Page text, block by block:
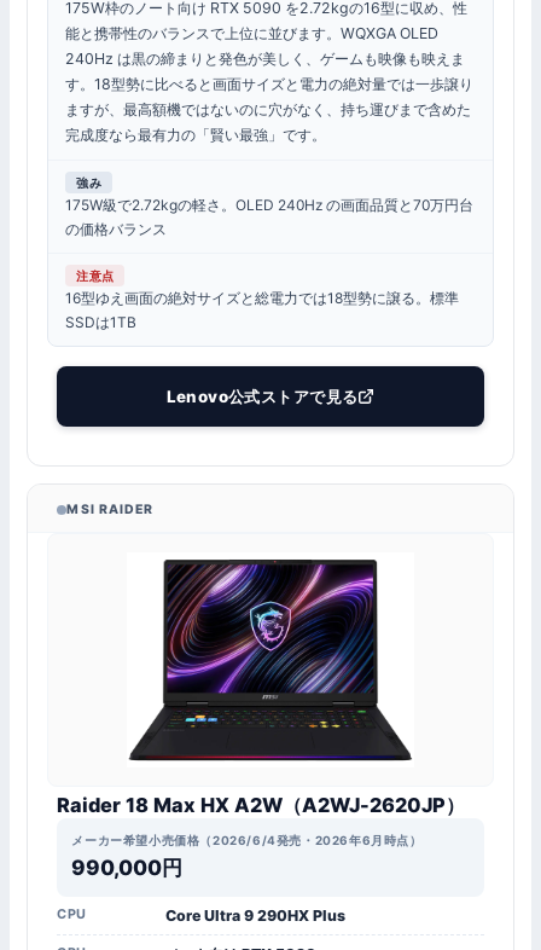
175W枠のノート向け RTX 5090 を2.72kgの16型に収め、性
能と携帯性のバランスで上位に並びます。WQXGA OLED
240Hz は黒の締まりと発色が美しく、ゲームも映像も映えま
す。18型勢に比べると画面サイズと電力の絶対量では一歩譲り
ますが、最高額機ではないのに穴がなく、持ち運びまで含めた
完成度なら最有力の「賢い最強」です。
強み
175W級で2.72kgの軽さ。OLED 240Hz の画面品質と70万円台
の価格バランス
注意点
16型ゆえ画面の絶対サイズと総電力では18型勢に譲る。標準
SSDは1TB
Lenovo公式ストアで見る
MSI RAIDER
Raider 18 Max HX A2W（A2WJ-2620JP）
メーカー希望小売価格（2026/6/4発売・2026年6月時点）
990,000円
CPU Core Ultra 9 290HX Plus